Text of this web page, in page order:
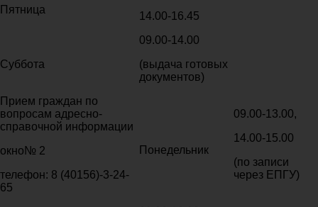
Пятница
14.00-16.45
Суббота
09.00-14.00
(выдача готовых
документов)
Прием граждан по
вопросам адресно-
справочной информации
окно№ 2
телефон: 8 (40156)-3-24-
65
Понедельник
09.00-13.00,
14.00-15.00
(по записи
через ЕПГУ)